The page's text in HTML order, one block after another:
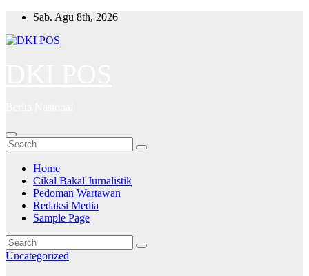
Skip
content
Sab. Agu 8th, 2026
Home
Cikal Bakal Jurnalistik
Pedoman Wartawan
Redaksi Media
Sample Page
Uncategorized